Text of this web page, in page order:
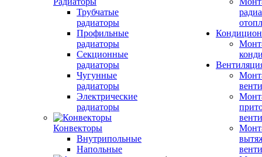
Трубчатые
радиаторы
Профильные
радиаторы
Секционные
радиаторы
Чугунные
радиаторы
Электрические
радиаторы
Конвекторы
Внутрипольные
Напольные